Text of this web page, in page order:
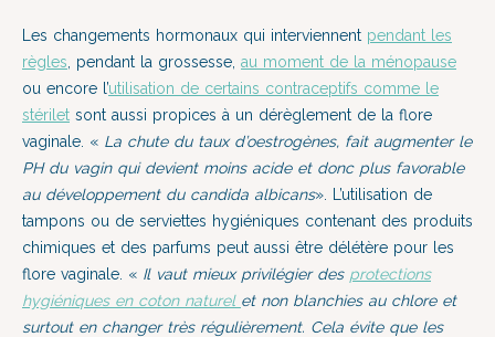
Les changements hormonaux qui interviennent pendant les
règles , pendant la grossesse, au moment de la ménopause
ou encore l’utilisation de certains contraceptifs comme le
stérilet sont aussi propices à un dérèglement de la flore
vaginale. « La chute du taux d’oestrogènes, fait augmenter le
PH du vagin qui devient moins acide et donc plus favorable
au développement du candida albicans». L’utilisation de
tampons ou de serviettes hygiéniques contenant des produits
chimiques et des parfums peut aussi être délétère pour les
flore vaginale. « Il vaut mieux privilégier des protections
hygiéniques en coton naturel et non blanchies au chlore et
surtout en changer très régulièrement. Cela évite que les